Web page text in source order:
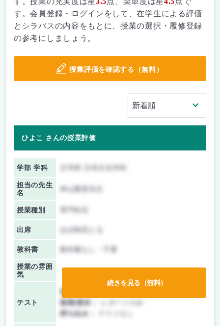
す。会員登録・ログインをして、在学生による評価
とシラバスの内容をもとに、授業の選択・履修登録
の参考にしましょう。
授業評価を確認する（無料）
ひよこ さんの授業評価
学部 学科
担当の先生
名
授業種別
出席 ほぼ毎回とる
教科書 教科書なし・不要
授業の雰囲
気
テスト
前期/中間：
後期/期末：
持ち込み：
続きを見る（無料）